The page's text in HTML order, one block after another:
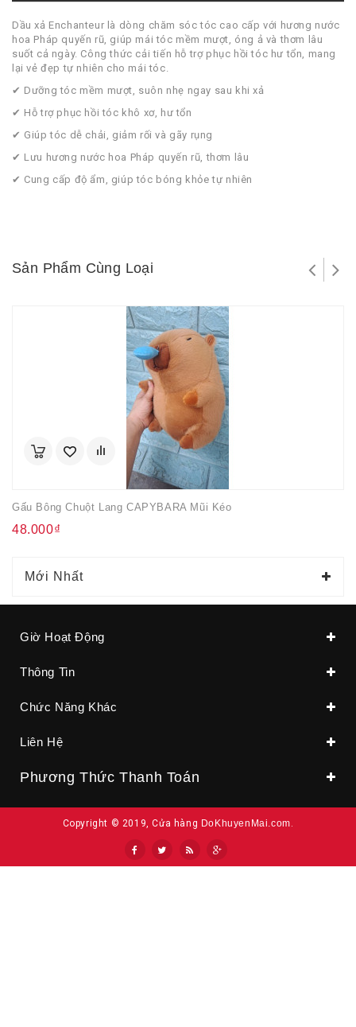
Dầu xả Enchanteur là dòng chăm sóc tóc cao cấp với hương nước
hoa Pháp quyến rũ, giúp mái tóc mềm mượt, óng ả và thơm lâu
suốt cả ngày. Công thức cải tiến hỗ trợ phục hồi tóc hư tổn, mang
lại vẻ đẹp tự nhiên cho mái tóc.
✔ Dưỡng tóc mềm mượt, suôn nhẹ ngay sau khi xả
✔ Hỗ trợ phục hồi tóc khô xơ, hư tổn
✔ Giúp tóc dễ chải, giảm rối và gãy rụng
✔ Lưu hương nước hoa Pháp quyến rũ, thơm lâu
✔ Cung cấp độ ẩm, giúp tóc bóng khỏe tự nhiên
Sản Phẩm Cùng Loại
Gấu Bông Chuột Lang CAPYBARA Mũi Kéo
48.000₫
Mới Nhất
Giờ Hoạt Động
Thông Tin
Chức Năng Khác
Liên Hệ
Phương Thức Thanh Toán
Copyright © 2019, Cửa hàng DoKhuyenMai.com